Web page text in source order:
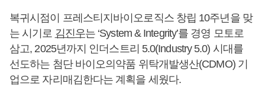
복귀시점이 프레스티지바이오로직스 창립 10주년을 맞
는 시기로 김진우는 ‘System & Integrity’를 경영 모토로
삼고, 2025년까지 인더스트리 5.0(Industry 5.0) 시대를
선도하는 첨단 바이오의약품 위탁개발생산(CDMO) 기
업으로 자리매김한다는 계획을 세웠다.